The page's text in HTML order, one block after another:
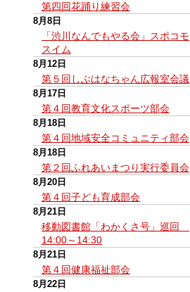
第四回花踊り練習会
8月8日
「渋川なんでもやる会」スポコモ
スイム
8月12日
第５回しぶはなちゃん広報室会議
8月17日
第４回教育文化スポーツ部会
8月18日
第４回地域安全コミュニティ部会
8月18日
第２回ふれあいまつり実行委員会
8月20日
第４回子ども育成部会
8月21日
移動図書館「わかくさ号」巡回
14:00～14:30
8月21日
第４回健康福祉部会
8月22日